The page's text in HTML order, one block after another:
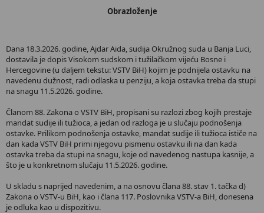
Obrazloženje
Dana 18.3.2026. godine, Ajdar Aida, sudija Okružnog suda u Banja Luci,
dostavila je dopis Visokom sudskom i tužilačkom vijeću Bosne i
Hercegovine (u daljem tekstu: VSTV BiH) kojim je podnijela ostavku na
navedenu dužnost, radi odlaska u penziju, a koja ostavka treba da stupi
na snagu 11.5.2026. godine.
Članom 88. Zakona o VSTV BiH, propisani su razlozi zbog kojih prestaje
mandat sudije ili tužioca, a jedan od razloga je u slučaju podnošenja
ostavke. Prilikom podnošenja ostavke, mandat sudije ili tužioca ističe na
dan kada VSTV BiH primi njegovu pismenu ostavku ili na dan kada
ostavka treba da stupi na snagu, koje od navedenog nastupa kasnije, a
što je u konkretnom slučaju 11.5.2026. godine.
U skladu s naprijed navedenim, a na osnovu člana 88. stav 1. tačka d)
Zakona o VSTV-u BiH, kao i člana 117. Poslovnika VSTV-a BiH, donesena
je odluka kao u dispozitivu.